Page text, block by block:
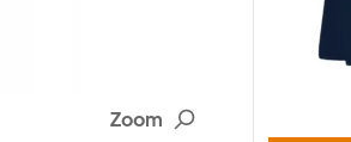
Zoom